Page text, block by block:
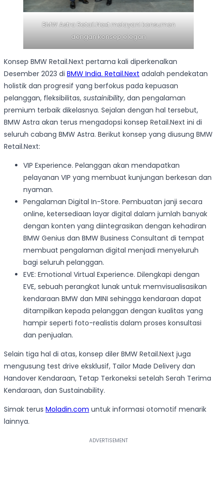
BMW Astra Retail.Next melayani konsumen
dengan konsep elegan
Konsep BMW Retail.Next pertama kali diperkenalkan
Desember 2023 di BMW India. Retail.Next adalah pendekatan
holistik dan progresif yang berfokus pada kepuasan
pelanggan, fleksibilitas, sustainibility, dan pengalaman
premium terbaik dikelasnya. Sejalan dengan hal tersebut,
BMW Astra akan terus mengadopsi konsep Retail.Next ini di
seluruh cabang BMW Astra. Berikut konsep yang diusung BMW
Retail.Next:
VIP Experience. Pelanggan akan mendapatkan
pelayanan VIP yang membuat kunjungan berkesan dan
nyaman.
Pengalaman Digital In-Store. Pembuatan janji secara
online, ketersediaan layar digital dalam jumlah banyak
dengan konten yang diintegrasikan dengan kehadiran
BMW Genius dan BMW Business Consultant di tempat
membuat pengalaman digital menjadi menyeluruh
bagi seluruh pelanggan.
EVE: Emotional Virtual Experience. Dilengkapi dengan
EVE, sebuah perangkat lunak untuk memvisualisasikan
kendaraan BMW dan MINI sehingga kendaraan dapat
ditampilkan kepada pelanggan dengan kualitas yang
hampir seperti foto-realistis dalam proses konsultasi
dan penjualan.
Selain tiga hal di atas, konsep diler BMW Retail.Next juga
mengusung test drive eksklusif, Tailor Made Delivery dan
Handover Kendaraan, Tetap Terkoneksi setelah Serah Terima
Kendaraan, dan Sustainability.
Simak terus Moladin.com untuk informasi otomotif menarik
lainnya.